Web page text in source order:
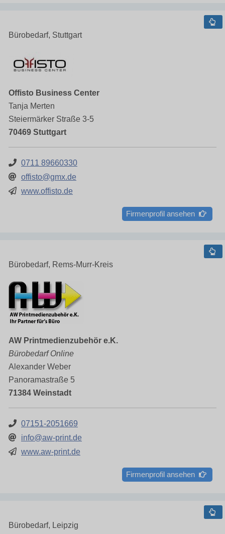
Bürobedarf, Stuttgart
Offisto Business Center
Tanja Merten
Steiermärker Straße 3-5
70469 Stuttgart
0711 89660330
offisto@gmx.de
www.offisto.de
Firmenprofil ansehen
Bürobedarf, Rems-Murr-Kreis
AW Printmedienzubehör e.K.
Bürobedarf Online
Alexander Weber
Panoramastraße 5
71384 Weinstadt
07151-2051669
info@aw-print.de
www.aw-print.de
Firmenprofil ansehen
Bürobedarf, Leipzig